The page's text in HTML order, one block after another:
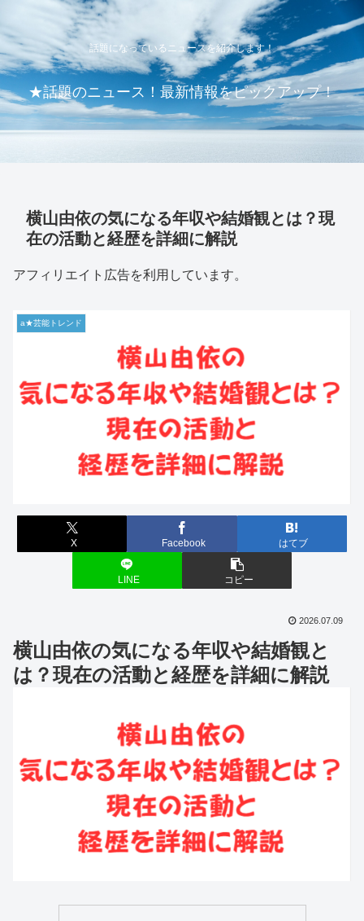
話題になっているニュースを紹介します！
★話題のニュース！最新情報をピックアップ！
横山由依の気になる年収や結婚観とは？現
在の活動と経歴を詳細に解説
アフィリエイト広告を利用しています。
a★芸能トレンド
X Facebook はてブ
LINE コピー
2026.07.09
横山由依の気になる年収や結婚観と
は？現在の活動と経歴を詳細に解説